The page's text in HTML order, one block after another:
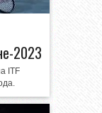
2023
ITF